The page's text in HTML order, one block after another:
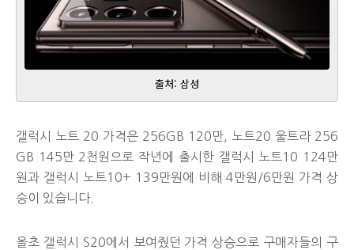
출처: 삼성
갤럭시 노트 20 가격은 256GB 120만, 노트20 울트라 256
GB 145만 2천원으로 작년에 출시한 갤럭시 노트10 124만
원과 갤럭시 노트10+ 139만원에 비해 4만원/6만원 가격 상
승이 있습니다.
올초 갤럭시 S20에서 보여줬던 가격 상승으로 구매자들의 구